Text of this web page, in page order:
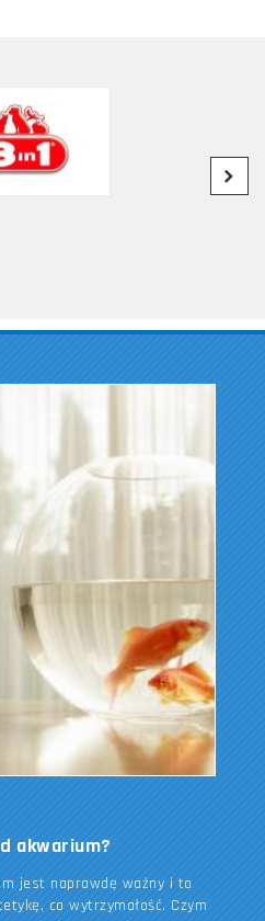
akwarium?
jest naprawdę ważny i to
co wytrzymałość. Czym